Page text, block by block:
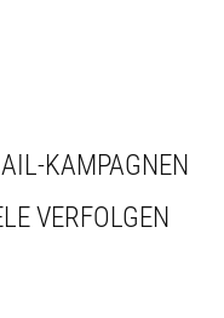
KAMPAGNEN
VERFOLGEN